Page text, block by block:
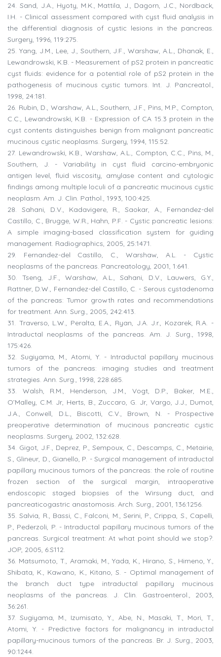
24. Sand, J.A., Hyoty, M.K., Mattila, J., Dagorn, J.C., Nordback,
I.H. - Clinical assessment compared with cyst fluid analysis in
the differential diagnosis of cystic lesions in the pancreas.
Surgery, 1996, 119:275.
25. Yang, J.M., Lee, J., Southern, J.F., Warshaw, A.L., Dhanak, E.,
Lewandrowski, K.B. - Measurement of pS2 protein in pancreatic
cyst fluids: evidence for a potential role of pS2 protein in the
pathogenesis of mucinous cystic tumors. Int. J. Pancreatol.,
1998, 24:181.
26. Rubin, D., Warshaw, A.L., Southern, J.F., Pins, M.P., Compton,
C.C., Lewandrowski, K.B. - Expression of CA 15.3 protein in the
cyst contents distinguishes benign from malignant pancreatic
mucinous cystic neoplasms. Surgery, 1994, 115:52.
27. Lewandrowski, K.B., Warshaw, A.L., Compton, C.C., Pins, M.,
Southern, J. - Variability in cyst fluid carcino-embryonic
antigen level, fluid viscosity, amylase content and cytologic
findings among multiple loculi of a pancreatic mucinous cystic
neoplasm. Am. J. Clin. Pathol., 1993, 100:425.
28. Sahani, D.V., Kadavigere, R., Saokar, A., Fernandez-del
Castillo, C., Brugge, W.R., Hahn, P.F. - Cystic pancreatic lesions:
A simple imaging-based classification system for guiding
management. Radiographics, 2005, 25:1471.
29. Fernandez-del Castillo, C., Warshaw, A.L. - Cystic
neoplasms of the pancreas. Pancreatology, 2001, 1:641.
30. Tseng, J.F., Warshaw, A.L., Sahani, D.V., Lauwers, G.Y.,
Rattner, D.W., Fernandez-del Castillo, C. - Serous cystadenoma
of the pancreas: Tumor growth rates and recommendations
for treatment. Ann. Surg., 2005, 242:413.
31. Traverso, L.W., Peralta, E.A., Ryan, J.A. J.r., Kozarek, R.A. -
Intraductal neoplasms of the pancreas. Am. J. Surg., 1998,
175:426.
32. Sugiyama, M., Atomi, Y. - Intraductal papillary mucinous
tumors of the pancreas: imaging studies and treatment
strategies. Ann. Surg., 1998, 228:685.
33. Walsh, R.M., Henderson, J.M., Vogt, D.P., Baker, M.E.,
O’Malley, C.M. Jr, Herts, B., Zuccaro, G. Jr, Vargo, J.J., Dumot,
J.A., Conwell, D.L., Biscotti, C.V., Brown, N. - Prospective
preoperative determination of mucinous pancreatic cystic
neoplasms. Surgery, 2002, 132:628.
34. Gigot, J.F., Deprez, P., Sempoux, C., Descamps, C., Metairie,
S., Glineur, D., Gianello, P. - Surgical management of intraductal
papillary mucinous tumors of the pancreas: the role of routine
frozen section of the surgical margin, intraoperative
endoscopic staged biopsies of the Wirsung duct, and
pancreaticogastric anastomosis. Arch. Surg., 2001, 136:1256.
35. Salvia, R., Bassi, C., Falconi, M., Serini, P., Crippa, S., Capelli,
P., Pederzoli, P. - Intraductal papillary mucinous tumors of the
pancreas. Surgical treatment: At what point should we stop?.
JOP, 2005, 6:S112.
36. Matsumoto, T., Aramaki, M., Yada, K., Hirano, S., Himeno, Y.,
Shibata, K., Kawano, K., Kitano, S. - Optimal management of
the branch duct type intraductal papillary mucinous
neoplasms of the pancreas. J. Clin. Gastroenterol., 2003,
36:261.
37. Sugiyama, M., Izumisato, Y., Abe, N., Masaki, T., Mori, T.,
Atomi, Y. - Predictive factors for malignancy in intraductal
papillary-mucinous tumors of the pancreas. Br. J. Surg., 2003,
90:1244.